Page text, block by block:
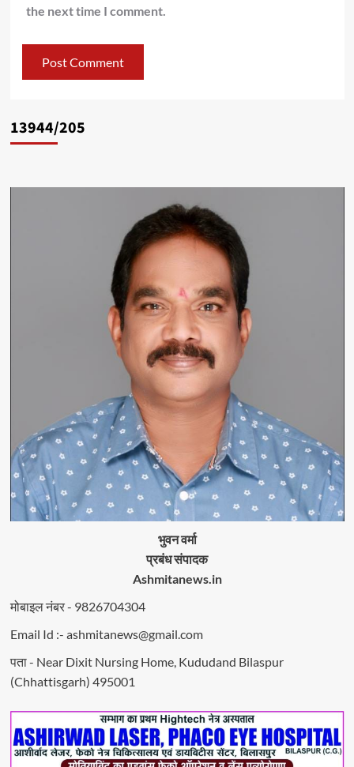
the next time I comment.
13944/205
भुवन वर्मा
प्रबंध संपादक
Ashmitanews.in
मोबाइल नंबर - 9826704304
Email Id :- ashmitanews@gmail.com
पता - Near Dixit Nursing Home, Kududand Bilaspur
(Chhattisgarh) 495001